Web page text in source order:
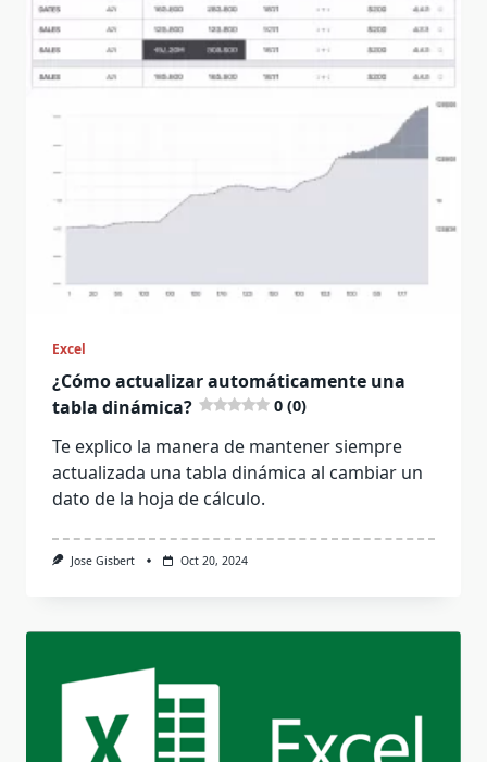
Excel
¿Cómo actualizar automáticamente una
tabla dinámica?
0 (0)
Te explico la manera de mantener siempre
actualizada una tabla dinámica al cambiar un
dato de la hoja de cálculo.
Jose Gisbert Oct 20, 2024